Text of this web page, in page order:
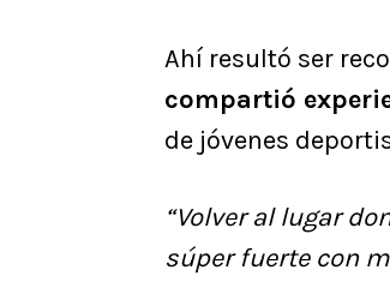
Ahí resultó ser
compartió
de jóvenes
“Volver al lugar
súper fuerte con